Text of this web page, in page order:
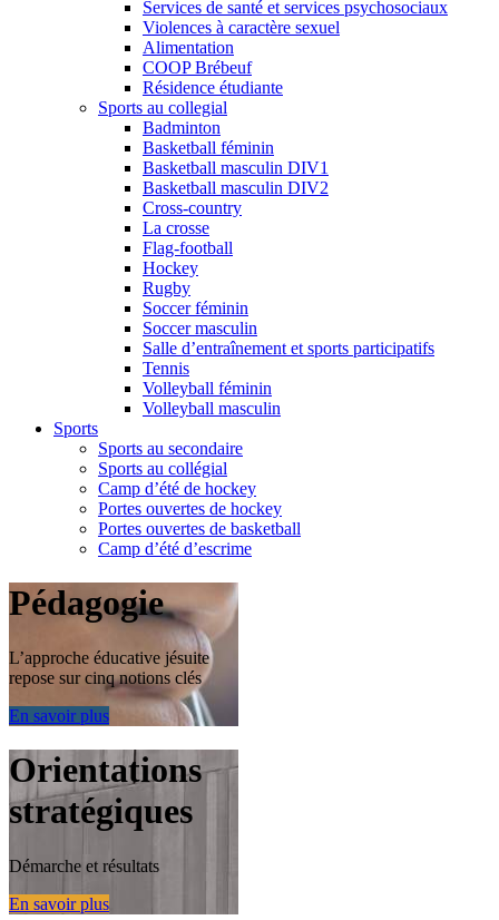
Services de santé et services psychosociaux
Violences à caractère sexuel
Alimentation
COOP Brébeuf
Résidence étudiante
Sports au collegial
Badminton
Basketball féminin
Basketball masculin DIV1
Basketball masculin DIV2
Cross-country
La crosse
Flag-football
Hockey
Rugby
Soccer féminin
Soccer masculin
Salle d’entraînement et sports participatifs
Tennis
Volleyball féminin
Volleyball masculin
Sports
Sports au secondaire
Sports au collégial
Camp d’été de hockey
Portes ouvertes de hockey
Portes ouvertes de basketball
Camp d’été d’escrime
Pédagogie
L’approche éducative jésuite
repose sur cinq notions clés
En savoir plus
Orientations
stratégiques
Démarche et résultats
En savoir plus